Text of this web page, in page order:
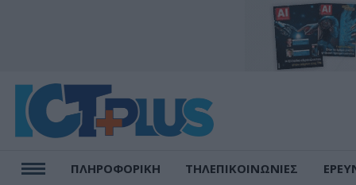
ΠΛΗΡΟΦΟΡΙΚΗ ΤΗΛΕΠΙΚΟΙΝΩΝΙΕΣ